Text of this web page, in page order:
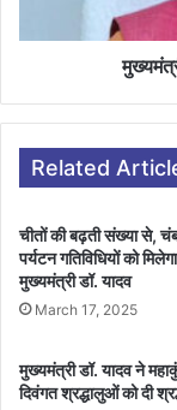
Related
चीतों की बढ़ती संख्या से,
पर्यटन गतिविधियों को
मुख्यमंत्री डॉ. यादव
March 17, 2025
मुख्यमंत्री डॉ. यादव ने
दिवंगत श्रद्धालुओं को दी